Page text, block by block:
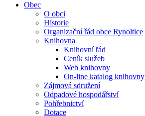
Obec
O obci
Historie
Organizační řád obce Rynoltice
Knihovna
Knihovní řád
Ceník služeb
Web knihovny
On-line katalog knihovny
Zájmová sdružení
Odpadové hospodářství
Pohřebnictví
Dotace